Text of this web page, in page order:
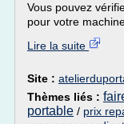
Vous pouvez
pour votre
Lire la suite
Site :
Thèmes liés :
portable / prix